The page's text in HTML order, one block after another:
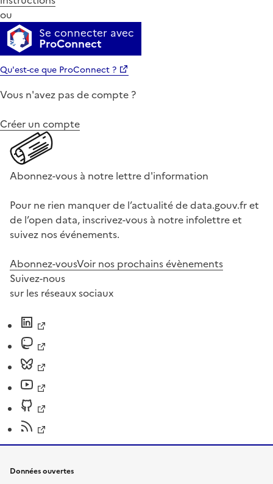
ou
Se connecter avec
ProConnect
Qu'est-ce que ProConnect ?
Vous n'avez pas de compte ?
Créer un compte
Abonnez-vous à notre lettre d'information
Pour ne rien manquer de l’actualité de data.gouv.fr et
de l’open data, inscrivez-vous à notre infolettre et
suivez nos événements.
Abonnez-vousVoir nos prochains évènements
Suivez-nous
sur les réseaux sociaux
Données ouvertes